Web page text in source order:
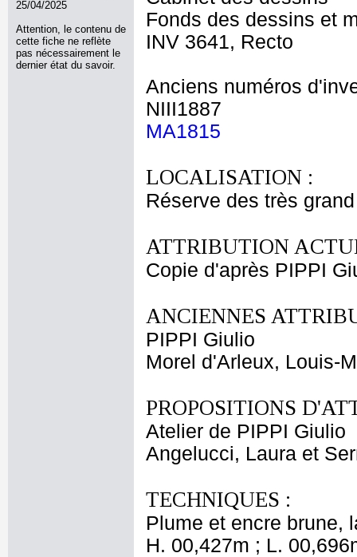
25/04/2025
Attention, le contenu de
cette fiche ne reflète
pas nécessairement le
dernier état du savoir.
Fonds des dessins et
INV 3641, Recto
Anciens numéros
NIII1887
MA1815
LOCALISATION :
Réserve des très
ATTRIBUTION
Copie d'après PIPPI
ANCIENNES
PIPPI Giulio
Morel d'Arleux, Louis-
PROPOSITIONS
Atelier de PIPPI Giulio
Angelucci, Laura et
TECHNIQUES :
Plume et encre brune,
H. 00,427m ; L.